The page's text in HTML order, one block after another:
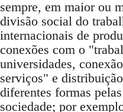
sempre, em maior ou
divisão social do
internacionais de
conexões com o
universidades,
serviços" e
diferentes formas
sociedade; por